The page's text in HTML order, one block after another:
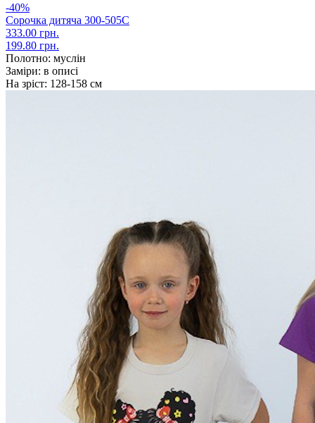
-40%
Сорочка дитяча 300-505С
333.00 грн.
199.80 грн.
Полотно: муслін
Заміри: в описі
На зріст: 128-158 см